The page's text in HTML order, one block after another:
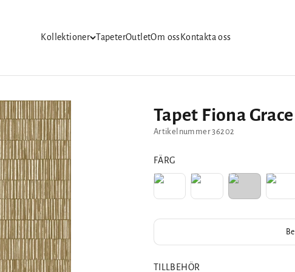
Kollektioner TapeterOutletOm oss Kontakta oss
Tapet Fiona
Artikelnummer 36202
FÄRG
TILLBEHÖR